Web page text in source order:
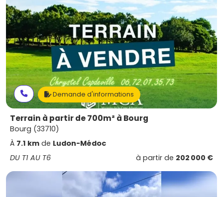
Demande d'informations
Terrain à partir de 700m² à Bourg
Bourg (33710)
À 7.1 km de Ludon-Médoc
DU T1 AU T6
à partir de 202 000 €